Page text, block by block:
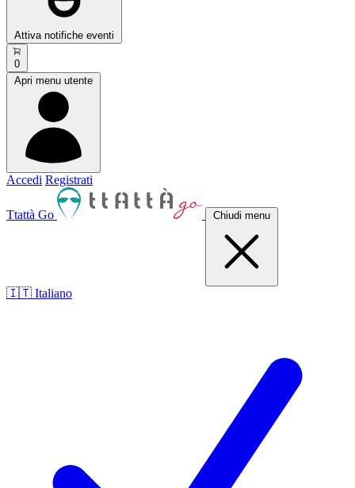
Attiva notifiche eventi
0
Apri menu utente
Accedi Registrati
Ttattà Go Chiudi menu
🇮🇹 Italiano